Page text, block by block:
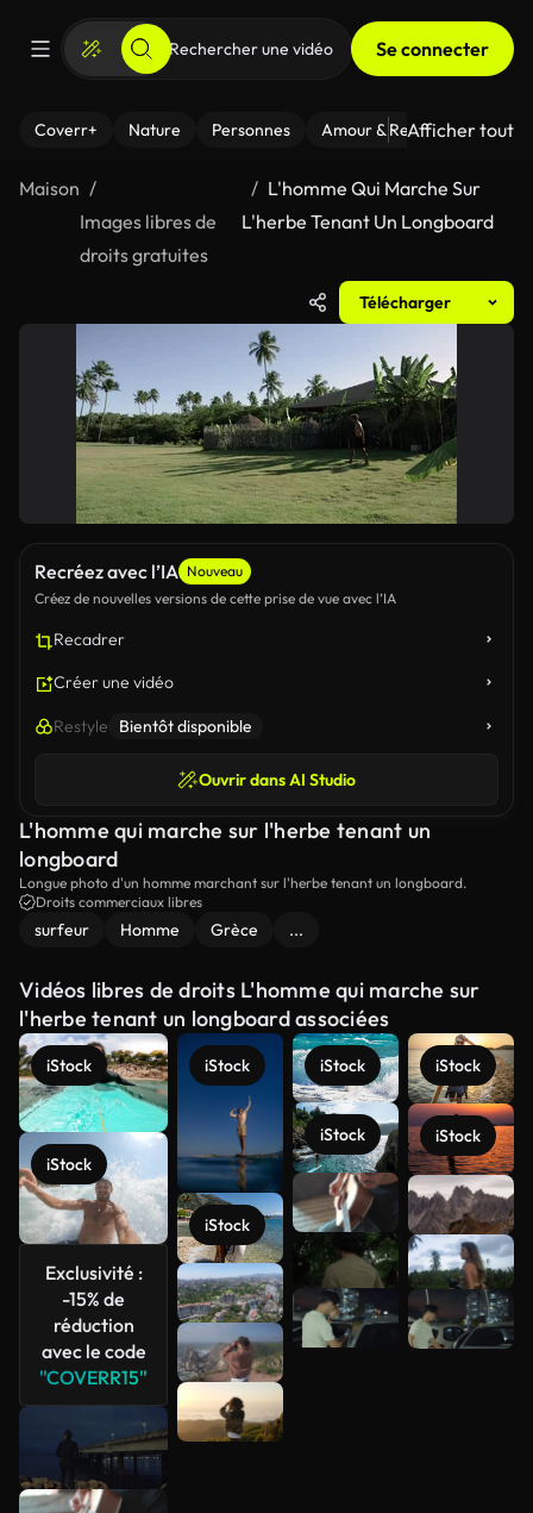
Se connecter
Coverr+ Nature Personnes Amour & Relations Le
Afficher tout
Maison
Images libres de
droits gratuites
L'homme Qui Marche Sur
L'herbe Tenant Un Longboard
Télécharger
Recréez avec l’IA Nouveau
Créez de nouvelles versions de cette prise de vue avec l’IA
Recadrer
Créer une vidéo
Restyle Bientôt disponible
Ouvrir dans AI Studio
L'homme qui marche sur l'herbe tenant un
longboard
Longue photo d'un homme marchant sur l'herbe tenant un longboard.
Droits commerciaux libres
surfeur Homme Grèce ...
Vidéos libres de droits L'homme qui marche sur
l'herbe tenant un longboard associées
iStock
iStock
Exclusivité :
-15% de
réduction
avec le code
"COVERR15"
iStock
iStock
iStock
iStock
iStock
iStock
Voir plus